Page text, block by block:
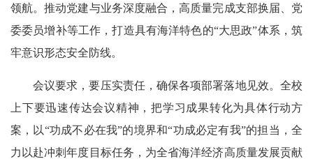
领航。推动党建与业务深度融合，高质量完成支部换届、党
委委员增补等工作，打造具有海洋特色的“大思政”体系，筑
牢意识形态安全防线。
会议要求，要压实责任，确保各项部署落地见效。全校
上下要迅速传达会议精神，把学习成果转化为具体行动方
案，以“功成不必在我”的境界和“功成必定有我”的担当，全
力以赴冲刺年度目标任务，为全省海洋经济高质量发展贡献